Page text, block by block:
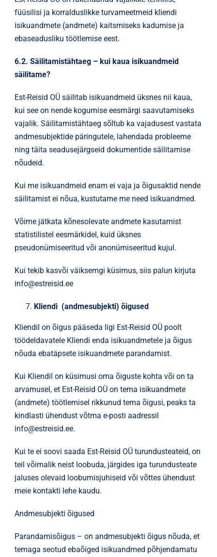
füüsilisi ja korralduslikke turvameetmeid kliendi
isikuandmete (andmete) kaitsmiseks kadumise ja
ebaseadusliku töötlemise eest.
6.2. Säilitamistähtaeg – kui kaua isikuandmeid
säilitame?
Est-Reisid OÜ säilitab isikuandmeid üksnes nii kaua,
kui see on nende kogumise eesmärgi saavutamiseks
vajalik. Säilitamistähtaeg sõltub ka vajadusest vastata
andmesubjektide päringutele, lahendada probleeme
ning täita seadusejärgseid dokumentide säilitamise
nõudeid.
Kui me isikuandmeid enam ei vaja ja õigusaktid nende
säilitamist ei nõua, kustutame me need isikuandmed.
Võime jätkata kõnesolevate andmete kasutamist
statistilistel eesmärkidel, kuid üksnes
pseudonümiseeritud või anonümiseeritud kujul.
Kui tekib kasvõi väiksemgi küsimus, siis palun kirjuta
info@estreisid.ee
Kliendi (andmesubjekti) õigused
Kliendil on õigus pääseda ligi Est-Reisid OÜ poolt
töödeldavatele Kliendi enda isikuandmetele ja õigus
nõuda ebatäpsete isikuandmete parandamist.
Kui Kliendil on küsimusi oma õiguste kohta või on ta
arvamusel, et Est-Reisid OÜ on tema isikuandmete
(andmete) töötlemisel rikkunud tema õigusi, peaks ta
kindlasti ühendust võtma e-posti aadressil
info@estreisid.ee.
Kui te ei soovi saada Est-Reisid OÜ turundusteateid, on
teil võimalik neist loobuda, järgides iga turundusteate
jaluses olevaid loobumisjuhiseid või võttes ühendust
meie kontakti lehe kaudu.
Andmesubjekti õigused
Parandamisõigus – on andmesubjekti õigus nõuda, et
temaga seotud ebaõiged isikuandmed põhjendamatu